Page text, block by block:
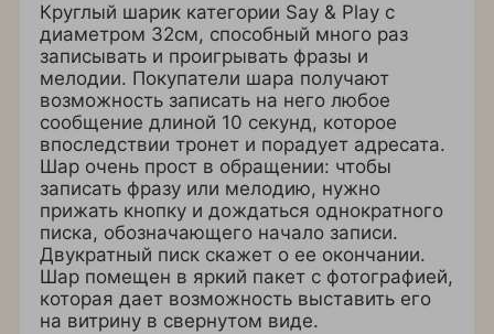
Круглый шарик категории Say & Play с
диаметром 32см, способный много раз
записывать и проигрывать фразы и
мелодии. Покупатели шара получают
возможность записать на него любое
сообщение длиной 10 секунд, которое
впоследствии тронет и порадует адресата.
Шар очень прост в обращении: чтобы
записать фразу или мелодию, нужно
прижать кнопку и дождаться однократного
писка, обозначающего начало записи.
Двукратный писк скажет о ее окончании.
Шар помещен в яркий пакет с фотографией,
которая дает возможность выставить его
на витрину в свернутом виде.